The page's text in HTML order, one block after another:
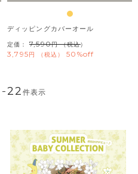
ディッピングカバーオール
定価： 7,590 （税込）
3,795 税込 50%off
-22 件表示